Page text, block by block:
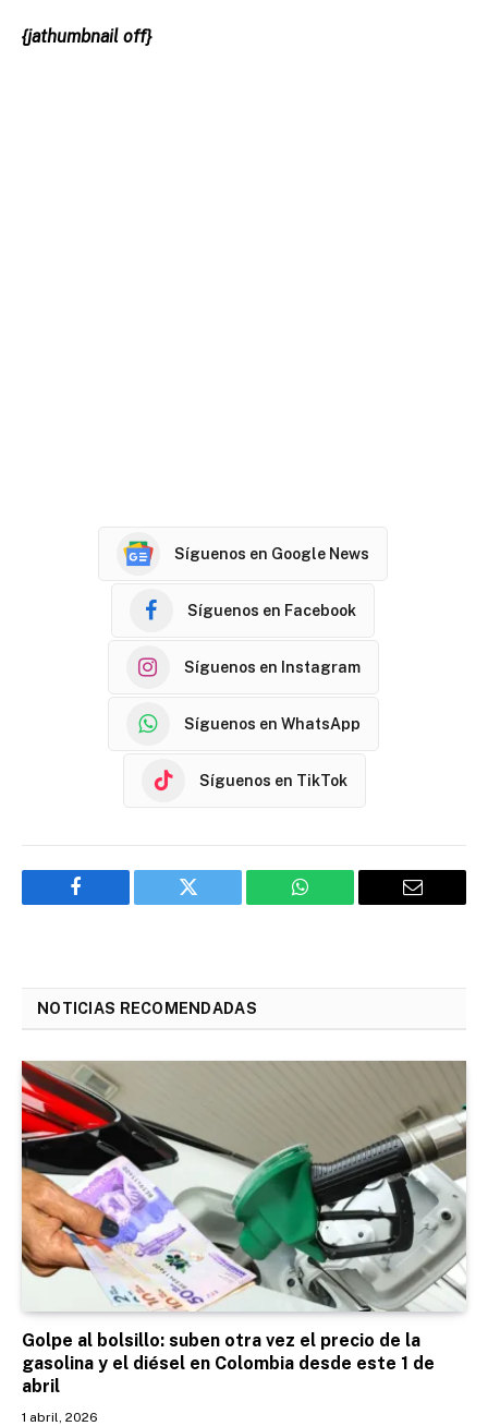
{jathumbnail off}
Síguenos en Google News
Síguenos en Facebook
Síguenos en Instagram
Síguenos en WhatsApp
Síguenos en TikTok
Facebook Twitter WhatsApp Email
NOTICIAS RECOMENDADAS
Golpe al bolsillo: suben otra vez el precio de la
gasolina y el diésel en Colombia desde este 1 de
abril
1 abril, 2026